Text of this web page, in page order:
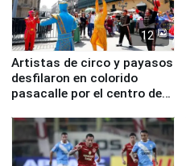
12
Artistas de circo y payasos
desfilaron en colorido
pasacalle por el centro de